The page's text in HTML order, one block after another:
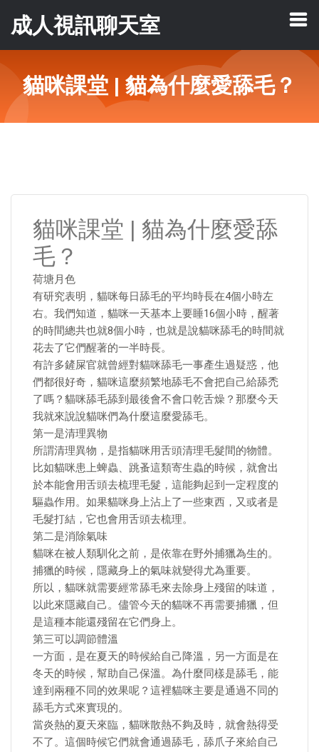
成人視訊聊天室
貓咪課堂 | 貓為什麼愛舔毛？
貓咪課堂 | 貓為什麼愛舔
毛？
荷塘月色
有研究表明，貓咪每日舔毛的平均時長在4個小時左
右。我們知道，貓咪一天基本上要睡16個小時，醒著
的時間總共也就8個小時，也就是說貓咪舔毛的時間就
花去了它們醒著的一半時長。
有許多鏟屎官就曾經對貓咪舔毛一事產生過疑惑，他
們都很好奇，貓咪這麼頻繁地舔毛不會把自己給舔禿
了嗎？貓咪舔毛舔到最後會不會口乾舌燥？那麼今天
我就來說說貓咪們為什麼這麼愛舔毛。
第一是清理異物
所謂清理異物，是指貓咪用舌頭清理毛髮間的物體。
比如貓咪患上蜱蟲、跳蚤這類寄生蟲的時候，就會出
於本能會用舌頭去梳理毛髮，這能夠起到一定程度的
驅蟲作用。如果貓咪身上沾上了一些東西，又或者是
毛髮打結，它也會用舌頭去梳理。
第二是消除氣味
貓咪在被人類馴化之前，是依靠在野外捕獵為生的。
捕獵的時候，隱藏身上的氣味就變得尤為重要。
所以，貓咪就需要經常舔毛來去除身上殘留的味道，
以此來隱藏自己。儘管今天的貓咪不再需要捕獵，但
是這種本能還殘留在它們身上。
第三可以調節體溫
一方面，是在夏天的時候給自己降溫，另一方面是在
冬天的時候，幫助自己保溫。為什麼同樣是舔毛，能
達到兩種不同的效果呢？這裡貓咪主要是通過不同的
舔毛方式來實現的。
當炎熱的夏天來臨，貓咪散熱不夠及時，就會熱得受
不了。這個時候它們就會通過舔毛，舔爪子來給自己